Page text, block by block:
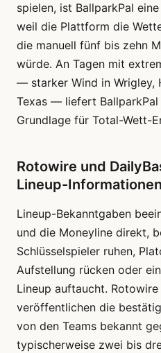
spielen, ist BallparkPal
weil die Plattform die
die manuell fünf bis zehn
würde. An Tagen mit
— starker Wind in Wrigley,
Texas — liefert
Grundlage für Total-Wett-
Rotowire und
Lineup-Informationen
Lineup-Bekanntgaben
und die Moneyline direkt,
Schlüsselspieler ruhen,
Aufstellung rücken oder
Lineup auftaucht.
veröffentlichen die
von den Teams bekannt
typischerweise zwei bis